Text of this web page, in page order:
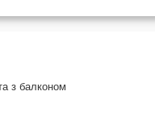
з балконом